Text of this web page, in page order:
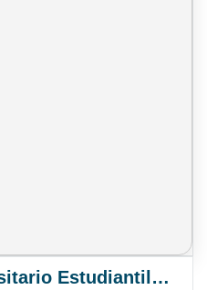
Seguro Social Universitario Estudiantil SSUE